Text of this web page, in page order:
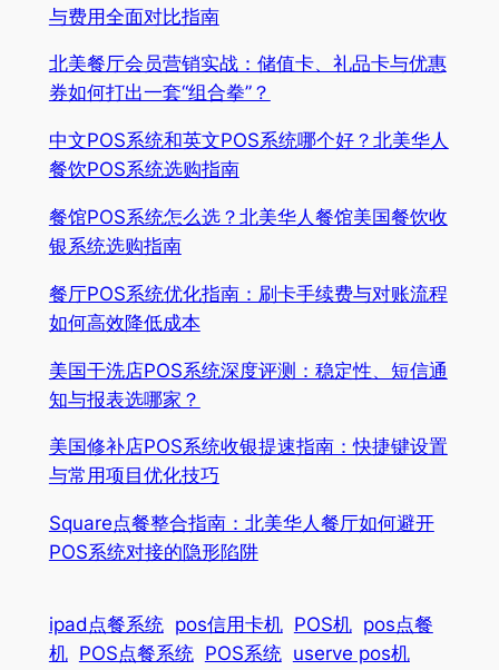
与费用全面对比指南
北美餐厅会员营销实战：储值卡、礼品卡与优惠
券如何打出一套“组合拳”？
中文POS系统和英文POS系统哪个好？北美华人
餐饮POS系统选购指南
餐馆POS系统怎么选？北美华人餐馆美国餐饮收
银系统选购指南
餐厅POS系统优化指南：刷卡手续费与对账流程
如何高效降低成本
美国干洗店POS系统深度评测：稳定性、短信通
知与报表选哪家？
美国修补店POS系统收银提速指南：快捷键设置
与常用项目优化技巧
Square点餐整合指南：北美华人餐厅如何避开
POS系统对接的隐形陷阱
ipad点餐系统 pos信用卡机 POS机 pos点餐
机 POS点餐系统 POS系统 userve pos机